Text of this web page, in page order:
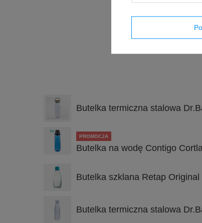
Produkt
Butelka termiczna stalowa
PROMOCJA
Butelka na wodę Contigo
Butelka szklana Retap
Butelka termiczna stalowa